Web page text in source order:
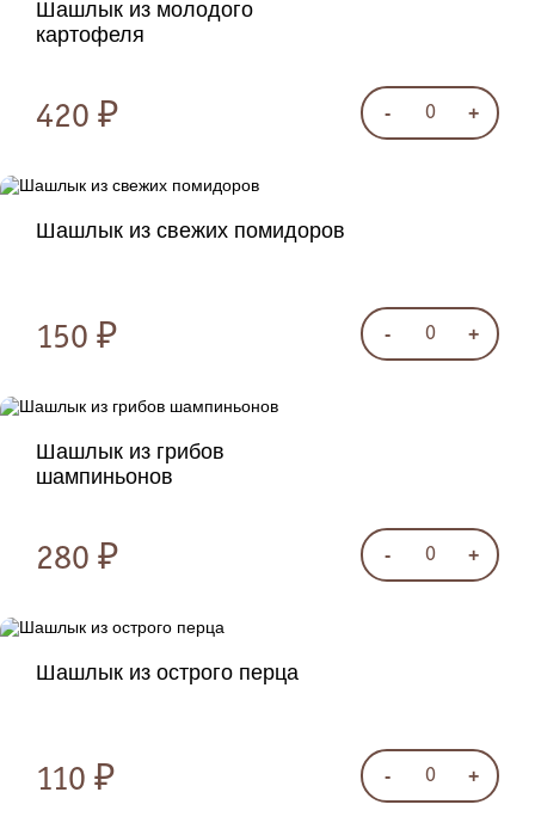
Шашлык из молодого
картофеля
420 ₽ - 0 +
Шашлык из свежих помидоров
150 ₽ - 0 +
Шашлык из грибов
шампиньонов
280 ₽ - 0 +
Шашлык из острого перца
110 ₽ - 0 +